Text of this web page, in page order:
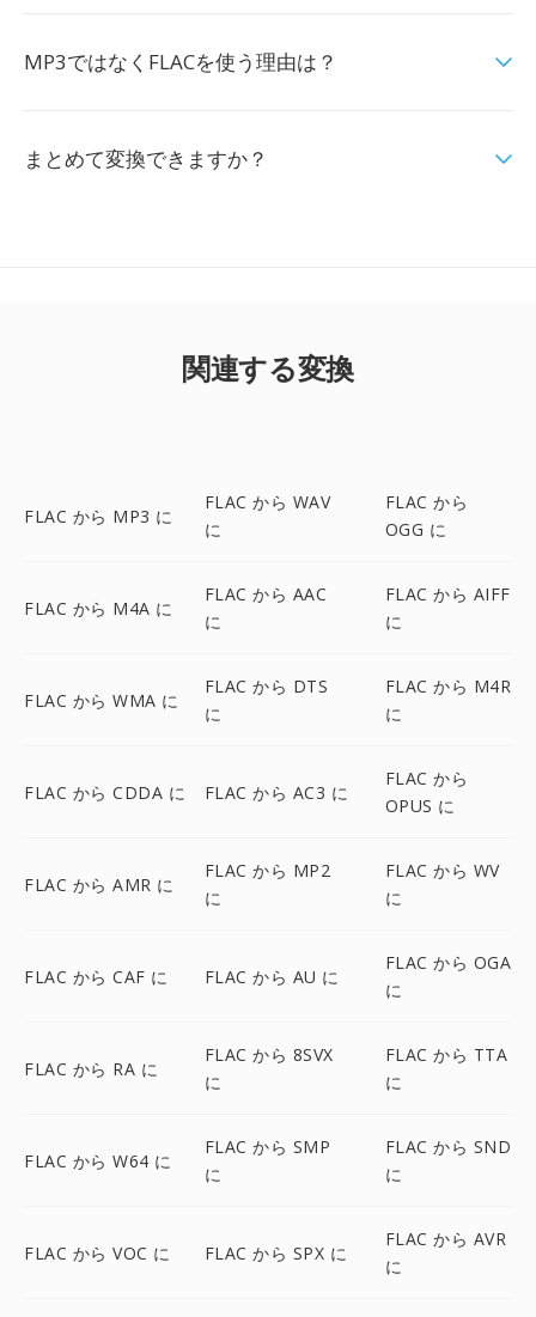
MP3ではなくFLACを使う理由は？
まとめて変換できますか？
関連する変換
FLAC から MP3 に
FLAC から WAV
に
FLAC から
OGG に
FLAC から M4A に
FLAC から AAC
に
FLAC から AIFF
に
FLAC から WMA に
FLAC から DTS
に
FLAC から M4R
に
FLAC から CDDA に FLAC から AC3 に
FLAC から
OPUS に
FLAC から AMR に
FLAC から MP2
に
FLAC から WV
に
FLAC から CAF に FLAC から AU に
FLAC から OGA
に
FLAC から RA に
FLAC から 8SVX
に
FLAC から TTA
に
FLAC から W64 に
FLAC から SMP
に
FLAC から SND
に
FLAC から VOC に FLAC から SPX に
FLAC から AVR
に